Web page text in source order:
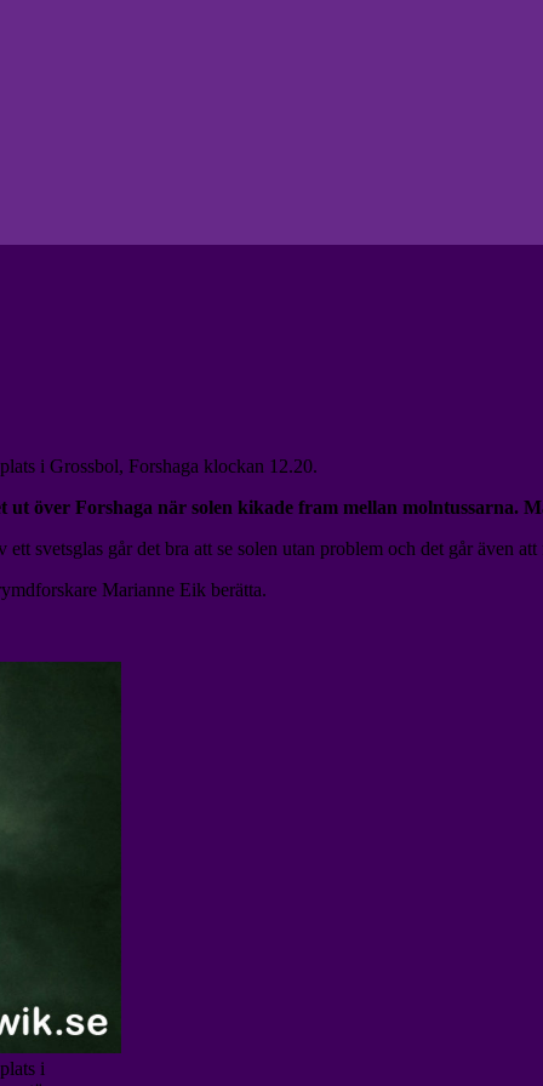
i Grossbol, Forshaga klockan 12.20.
över Forshaga när solen kikade fram mellan molntussarna.
svetsglas går det bra att se solen utan problem och det går även
Marianne Eik berätta.
i